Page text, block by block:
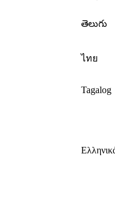
తెలుగు
ไทย
Tagalog